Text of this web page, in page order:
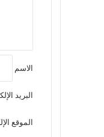
الاسم
البريد
الموقع